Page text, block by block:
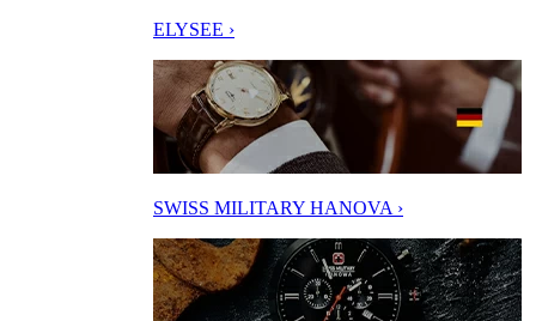
ELYSEE ›
SWISS MILITARY HANOVA ›